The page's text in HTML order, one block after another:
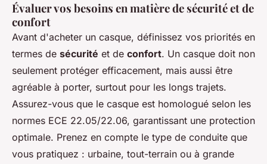
Évaluer vos besoins en matière de sécurité et de
confort
Avant d'acheter un casque, définissez vos priorités en
termes de sécurité et de confort. Un casque doit non
seulement protéger efficacement, mais aussi être
agréable à porter, surtout pour les longs trajets.
Assurez-vous que le casque est homologué selon les
normes ECE 22.05/22.06, garantissant une protection
optimale. Prenez en compte le type de conduite que
vous pratiquez : urbaine, tout-terrain ou à grande